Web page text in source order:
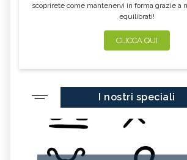
scoprirete come mantenervi in forma grazie a
equilibrati!
CLICCA QUI
I nostri speciali